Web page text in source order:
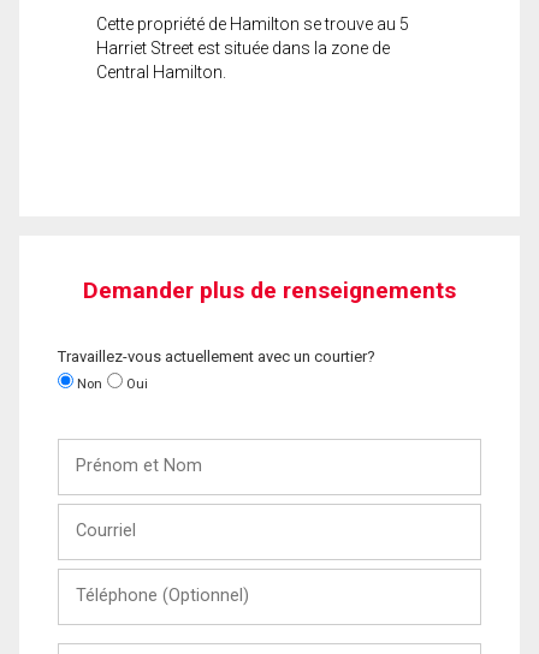
Cette propriété de Hamilton se trouve au 5
Harriet Street est située dans la zone de
Central Hamilton.
Demander plus de renseignements
Travaillez-vous actuellement avec un courtier?
Non Oui
Nom
(Optionnel)
Message